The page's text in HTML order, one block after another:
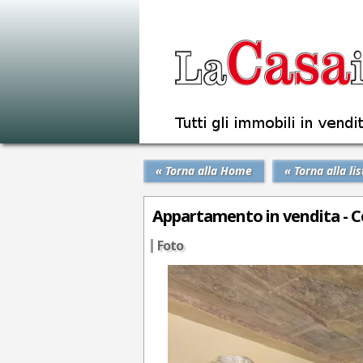
« Torna alla Home « Torna alla
Appartamento in vendita -
Foto